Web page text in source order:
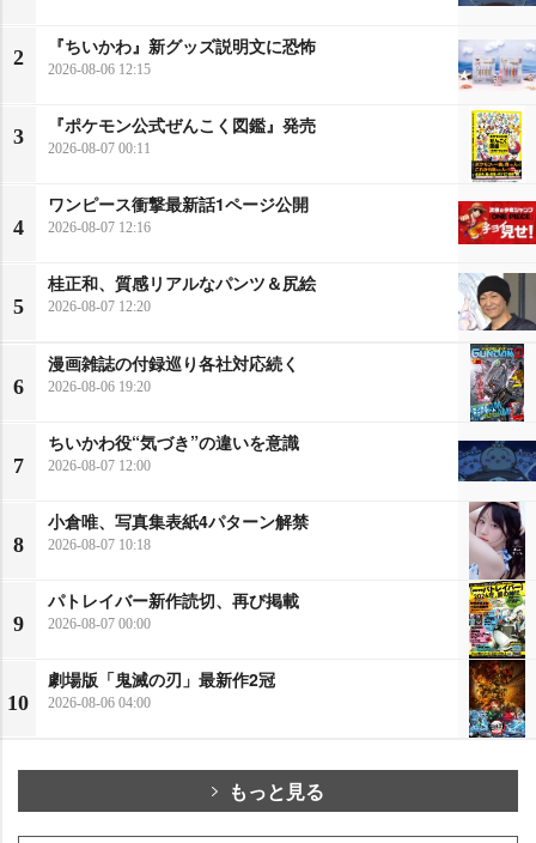
2
『ちいかわ』新グッズ説明文に恐怖
2026-08-06 12:15
3
『ポケモン公式ぜんこく図鑑』発売
2026-08-07 00:11
4
ワンピース衝撃最新話1ページ公開
2026-08-07 12:16
5
桂正和、質感リアルなパンツ＆尻絵
2026-08-07 12:20
6
漫画雑誌の付録巡り各社対応続く
2026-08-06 19:20
7
ちいかわ役“気づき”の違いを意識
2026-08-07 12:00
8
小倉唯、写真集表紙4パターン解禁
2026-08-07 10:18
9
パトレイバー新作読切、再び掲載
2026-08-07 00:00
10
劇場版「鬼滅の刃」最新作2冠
2026-08-06 04:00
もっと見る